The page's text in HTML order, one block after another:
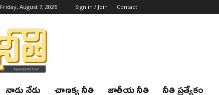
Friday, August 7, 2026 Sign in / Join Contact
నాడు నేడు చాణక్య నీతి జాతీయ నీతి నీతి ప్రత్యేకం